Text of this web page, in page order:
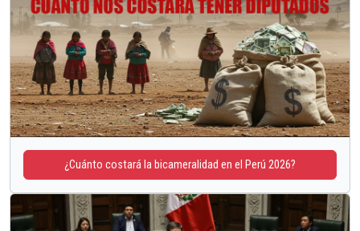
¿Cuánto costará la bicameralidad en el Perú 2026?